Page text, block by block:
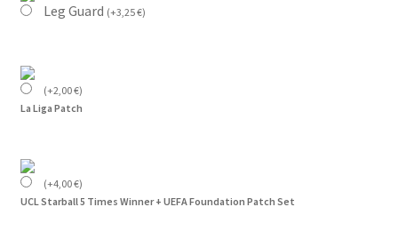
Leg Guard (+3,25€)
(+2,00€)
La Liga Patch
(+4,00€)
UCL Starball 5 Times Winner + UEFA Foundation Patch Set